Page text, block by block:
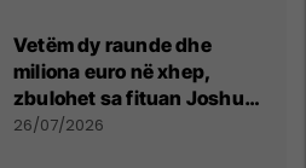
Vetëm dy raunde dhe
miliona euro në xhep,
zbulohet sa fituan Joshua
e Prenga
26/07/2026